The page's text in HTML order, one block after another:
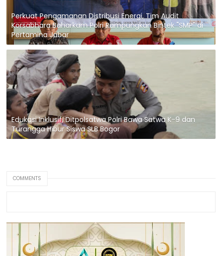
Perkuat Pengamanan Distribusi Energi, Tim Audit
Korsabhara Baharkam Polri Rampungkan Bintek "SMP" di
Pertamina Jabar
Edukasi Inklusif, Ditpolsatwa Polri Bawa Satwa K-9 dan
Turangga Hibur Siswa SLB Bogor
COMMENTS